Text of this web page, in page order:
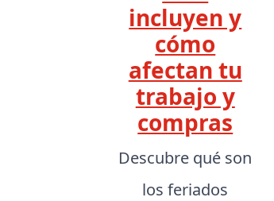
incluyen y
cómo
afectan tu
trabajo y
compras
Descubre qué son
los feriados